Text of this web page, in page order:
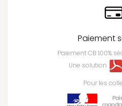
Paiement
Paiement CB 100%
Une solution
Pour les